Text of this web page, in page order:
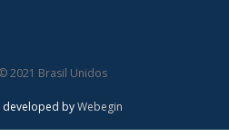
2021 Brasil Unidos
developed byWebegin